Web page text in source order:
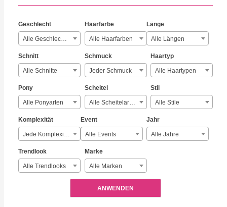
Geschlecht
Alle Geschlechter
Haarfarbe
Alle Haarfarben
Länge
Alle Längen
Schnitt
Alle Schnitte
Schmuck
Jeder Schmuck
Haartyp
Alle Haartypen
Pony
Alle Ponyarten
Scheitel
Alle Scheitelarten
Stil
Alle Stile
Komplexität
Jede Komplexität
Event
Alle Events
Jahr
Alle Jahre
Trendlook
Alle Trendlooks
Marke
Alle Marken
ANWENDEN